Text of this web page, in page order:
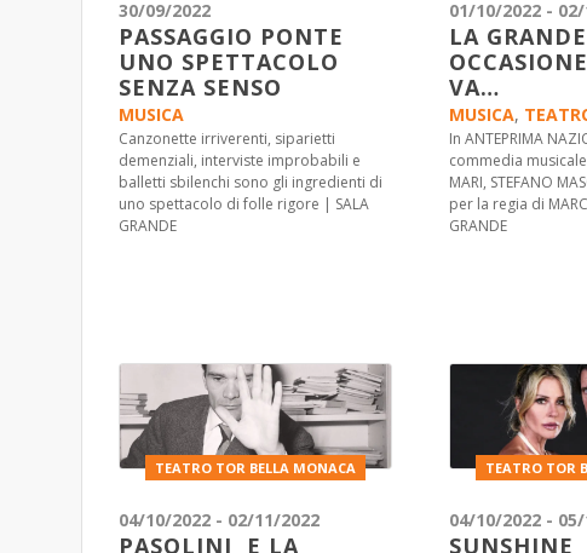
30/09/2022
PASSAGGIO PONTE
UNO SPETTACOLO
SENZA SENSO
MUSICA
Canzonette irriverenti, siparietti
demenziali, interviste improbabili e
balletti sbilenchi sono gli ingredienti di
uno spettacolo di folle rigore | SALA
GRANDE
01/10/2022 -
LA GRANDE
VA…
MUSICA,
In ANTEPRIMA
commedia musicale
MARI, STEFANO
per la regia di
GRANDE
TEATRO TOR BELLA MONACA
04/10/2022 - 02/11/2022
PASOLINI E LA
TEATRO TOR
04/10/2022 -
SUNSHINE